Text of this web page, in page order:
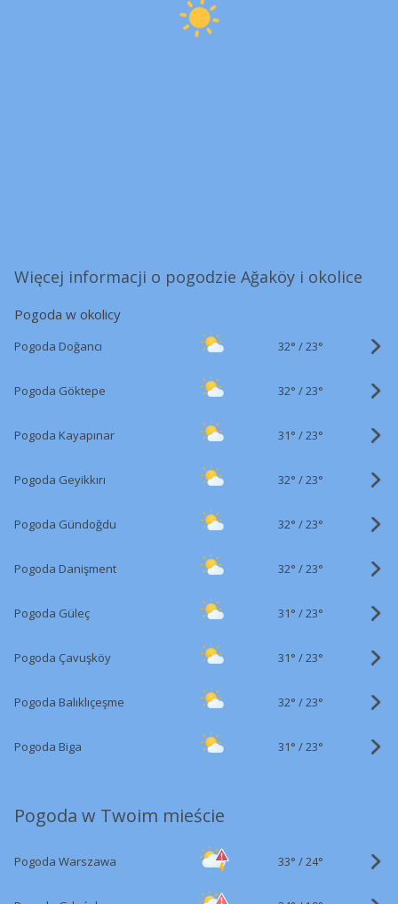
Więcej informacji o pogodzie Ağaköy i okolice
Pogoda w okolicy
Pogoda Doğancı 32° /23°
Pogoda Göktepe 32° /23°
Pogoda Kayapınar 31° /23°
Pogoda Geyikkırı 32° /23°
Pogoda Gündoğdu 32° /23°
Pogoda Danişment 32° /23°
Pogoda Güleç 31° /23°
Pogoda Çavuşköy 31° /23°
Pogoda Balıklıçeşme 32° /23°
Pogoda Biga 31° /23°
Pogoda w Twoim mieście
Pogoda Warszawa 33° /24°